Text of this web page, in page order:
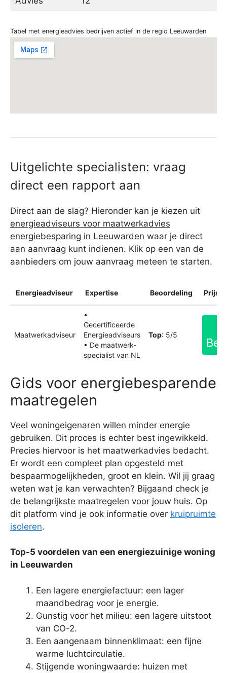
Tabel met energieadvies bedrijven actief in de regio Leeuwarden
Uitgelichte specialisten: vraag
direct een rapport aan
Direct aan de slag? Hieronder kan je kiezen uit
energieadviseurs voor maatwerkadvies
energiebesparing in Leeuwarden waar je direct
aan aanvraag kunt indienen. Klik op een van de
aanbieders om jouw aanvraag meteen te starten.
Energieadviseur Expertise Beoordeling
Maatwerkadviseur
•
Gecertificeerde
Energieadviseurs
• De maatwerk-
specialist van NL
Top: 5/5
Gids voor energiebesparende
maatregelen
Veel woningeigenaren willen minder energie
gebruiken. Dit proces is echter best ingewikkeld.
Precies hiervoor is het maatwerkadvies bedacht.
Er wordt een compleet plan opgesteld met
bespaarmogelijkheden, groot en klein. Wil jij graag
weten wat je kan verwachten? Bijgaand check je
de belangrijkste maatregelen voor jouw huis. Op
dit platform vind je ook informatie over kruipruimte
isoleren.
Top-5 voordelen van een energiezuinige woning
in Leeuwarden
Een lagere energiefactuur: een lager
maandbedrag voor je energie.
Gunstig voor het milieu: een lagere uitstoot
van CO-2.
Een aangenaam binnenklimaat: een fijne
warme luchtcirculatie.
Stijgende woningwaarde: huizen met